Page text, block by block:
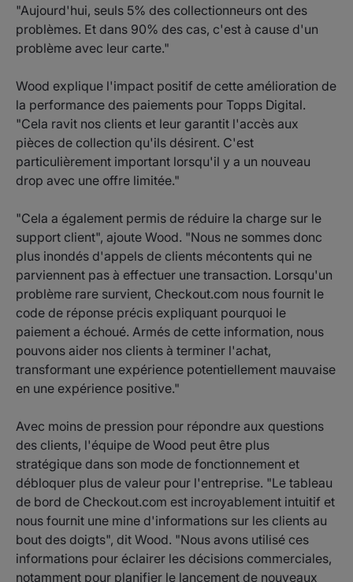
"Aujourd'hui, seuls 5% des collectionneurs ont des
problèmes. Et dans 90% des cas, c'est à cause d'un
problème avec leur carte."
Wood explique l'impact positif de cette amélioration de
la performance des paiements pour Topps Digital.
"Cela ravit nos clients et leur garantit l'accès aux
pièces de collection qu'ils désirent. C'est
particulièrement important lorsqu'il y a un nouveau
drop avec une offre limitée."
"Cela a également permis de réduire la charge sur le
support client", ajoute Wood. "Nous ne sommes donc
plus inondés d'appels de clients mécontents qui ne
parviennent pas à effectuer une transaction. Lorsqu'un
problème rare survient, Checkout.com nous fournit le
code de réponse précis expliquant pourquoi le
paiement a échoué. Armés de cette information, nous
pouvons aider nos clients à terminer l'achat,
transformant une expérience potentiellement mauvaise
en une expérience positive."
Avec moins de pression pour répondre aux questions
des clients, l'équipe de Wood peut être plus
stratégique dans son mode de fonctionnement et
débloquer plus de valeur pour l'entreprise. "Le tableau
de bord de Checkout.com est incroyablement intuitif et
nous fournit une mine d'informations sur les clients au
bout des doigts", dit Wood. "Nous avons utilisé ces
informations pour éclairer les décisions commerciales,
notamment pour planifier le lancement de nouveaux